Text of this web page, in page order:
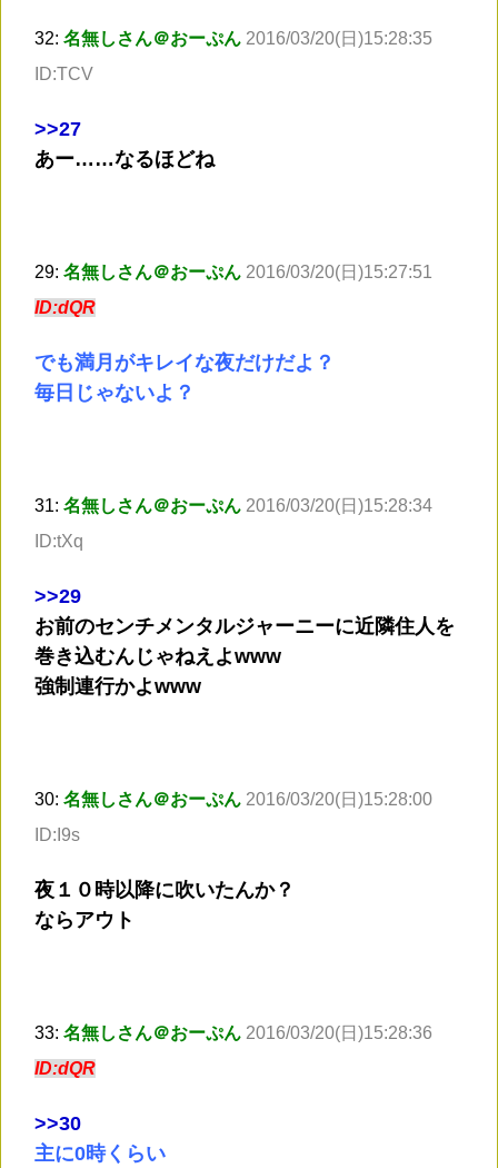
32: 名無しさん＠おーぷん 2016/03/20(日)15:28:35
ID:TCV
>>27
あー……なるほどね
29: 名無しさん＠おーぷん 2016/03/20(日)15:27:51
ID:dQR
でも満月がキレイな夜だけだよ？
毎日じゃないよ？
31: 名無しさん＠おーぷん 2016/03/20(日)15:28:34
ID:tXq
>>29
お前のセンチメンタルジャーニーに近隣住人を
巻き込むんじゃねえよwww
強制連行かよwww
30: 名無しさん＠おーぷん 2016/03/20(日)15:28:00
ID:I9s
夜１０時以降に吹いたんか？
ならアウト
33: 名無しさん＠おーぷん 2016/03/20(日)15:28:36
ID:dQR
>>30
主に0時くらい